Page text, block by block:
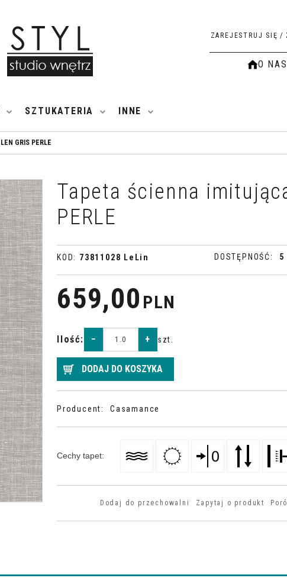
ZAREJESTRUJ SIĘ /
O NAS
SZTUKATERIA INNE
GRIS PERLE
Tapeta ścienna
PERLE
KOD: 73811028 LeLin DOSTĘPNOŚĆ: 5
659,00 PLN
Ilość: − + szt.
DODAJ DO KOSZYKA
Producent: Casamance
Cechy tapet:
Dodaj do przechowalni Zapytaj o produkt